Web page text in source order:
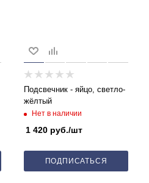
Подсвечник - яйцо, светло-
жёлтый
Нет в наличии
1 420 руб./шт
ПОДПИСАТЬСЯ